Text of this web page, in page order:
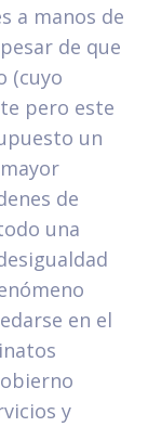
a manos de
de que
(cuyo
pero este
un
de
una
en el
y